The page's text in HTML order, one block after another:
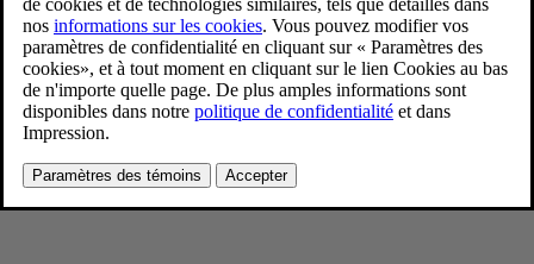
Favoris
Partager
Télécharger
New Volvo XC90 Lifestyle
Pour consulter toute l’information sur les droits d’auteur, cliquez ici